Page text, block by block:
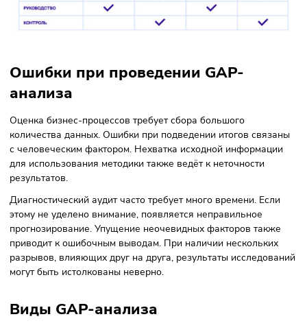
Определение дедлайнов. Любая цель имеет сроки
достижения. В зависимости от долгосрочных или
разрывов. Например: снижение цен позволит
продажи за один–три месяца. Увеличение оборота
компании займет более долгое время.
Методика GAP-анализа состоит в
поиске, изучении и устранении
отклонений. Проблемы заключаются в
том, что планы — статические
величины. Изменения, постоянно
происходящие внутри и вовне
компании, с другой стороны, делают
наши планы не совсем точными, не
в будущем.